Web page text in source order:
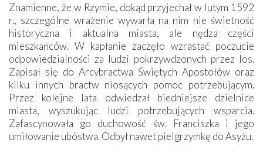
Znamienne, że w Rzymie, dokąd przyjechał w lutym 1592
r., szczególne wrażenie wywarła na nim nie świetność
historyczna i aktualna miasta, ale nędza części
mieszkańców. W kapłanie zaczęło wzrastać poczucie
odpowiedzialności za ludzi pokrzywdzonych przez los.
Zapisał się do Arcybractwa Świętych Apostołów oraz
kilku innych bractw niosących pomoc potrzebującym.
Przez kolejne lata odwiedzał biedniejsze dzielnice
miasta, wyszukując ludzi potrzebujących wsparcia.
Zafascynowała go duchowość św. Franciszka i jego
umiłowanie ubóstwa. Odbył nawet pielgrzymkę do Asyżu.